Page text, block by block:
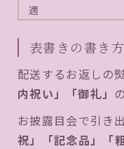
適
表書きの書き方
配送するお返しの
内祝い」「御礼」
お披露目会で引き
祝」「記念品」「粗